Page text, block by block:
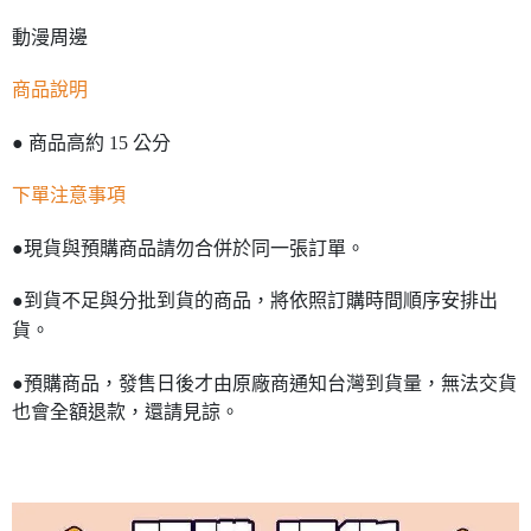
動漫周邊
商品說明
● 商品高約 15 公分
下單注意事項
●現貨與預購商品請勿合併於同一張訂單。
●到貨不足與分批到貨的商品，將依照訂購時間順序安排出
貨。
●預購商品，發售日後才由原廠商通知台灣到貨量，無法交貨
也會全額退款，還請見諒。